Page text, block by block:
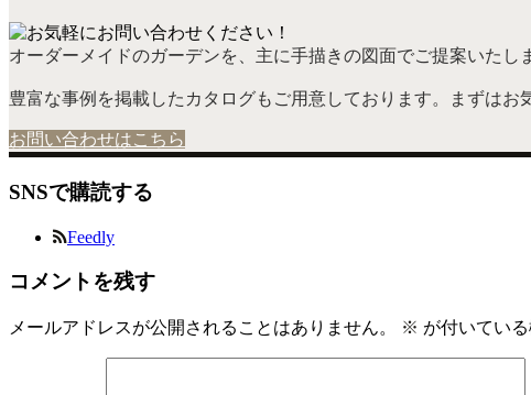
オーダーメイドのガーデンを、主に手描きの図面でご提案いたし
豊富な事例を掲載したカタログもご用意しております。まずはお
お問い合わせはこちら
SNSで購読する
Feedly
コメントを残す
メールアドレスが公開されることはありません。 ※ が付いてい